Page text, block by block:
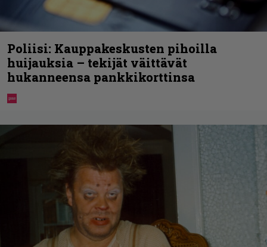
Poliisi: Kauppakeskusten pihoilla
huijauksia – tekijät väittävät
hukanneensa pankkikorttinsa